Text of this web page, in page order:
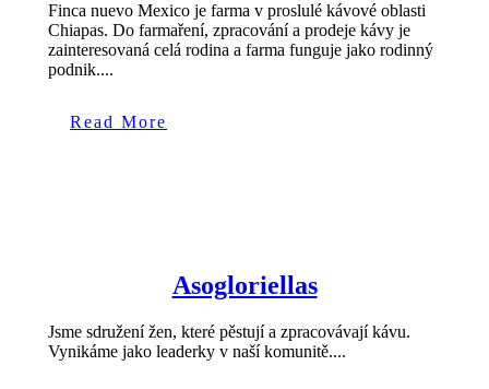
Finca nuevo Mexico je farma v proslulé kávové oblasti
Chiapas. Do farmaření, zpracování a prodeje kávy je
zainteresovaná celá rodina a farma funguje jako rodinný
podnik....
Read More
Asogloriellas
Jsme sdružení žen, které pěstují a zpracovávají kávu.
Vynikáme jako leaderky v naší komunitě....